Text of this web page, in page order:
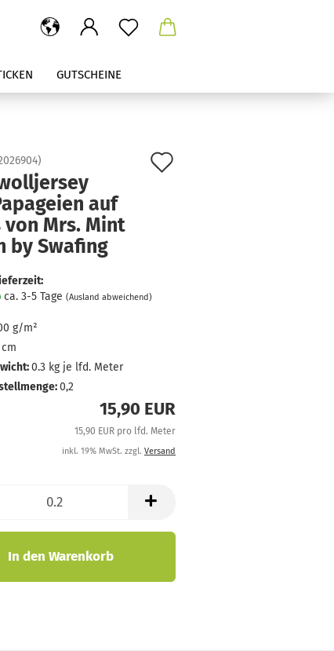
GUTSCHEINE
)
auf
von Mrs. Mint
by Swafing
ca. 3-5 Tage (Ausland abweichend)
g/m²
cm
0.3kg je lfd. Meter
0,2
15,90 EUR
15,90 EUR pro lfd. Meter
inkl. 19% MwSt. zzgl. Versand
In den Warenkorb